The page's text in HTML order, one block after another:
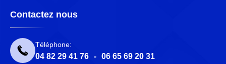
Contactez nous
Téléphone:
04 82 29 41 76 - 06 65 69 20 31